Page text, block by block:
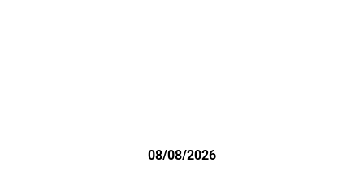
08/08/2026